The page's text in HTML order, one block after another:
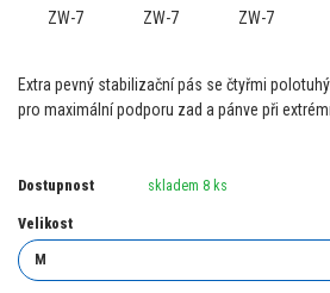
Extra pevný stabilizační pás se čtyřmi
pro maximální podporu zad a pánve při
Dostupnost skladem 8 ks
Velikost